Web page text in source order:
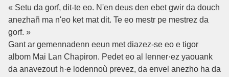
« Setu da gorf, dit-te eo. N'en deus den ebet gwir da douch
anezhañ ma n'eo ket mat dit. Te eo mestr pe mestrez da
gorf. »
Gant ar gemennadenn eeun met diazez-se eo e tigor
albom Mai Lan Chapiron. Pedet eo al lenner·ez yaouank
da anavezout h·e lodennoù prevez, da envel anezho ha da